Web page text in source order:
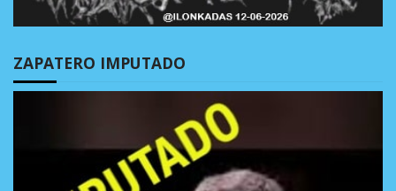
ZAPATERO IMPUTADO